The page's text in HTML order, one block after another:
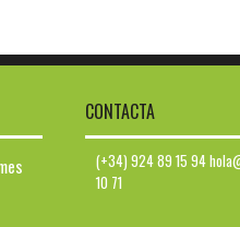
CONTACTA
(+34) 924 89 15 94
10 71